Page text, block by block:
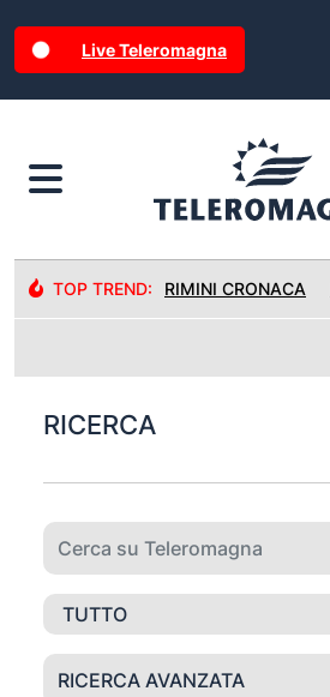
Live Teleromagna
TOP TREND: RIMINI CRONACA
RICERCA
RICERCA AVANZATA